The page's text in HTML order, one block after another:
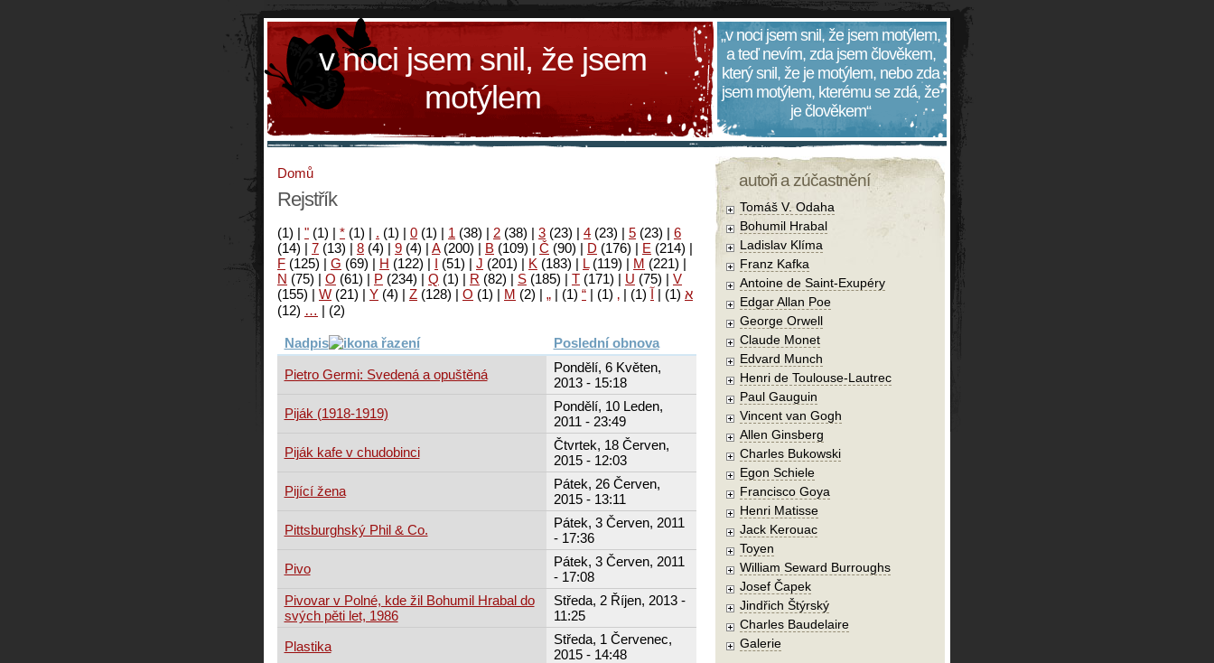
v noci jsem snil, že jsem
motýlem
„v noci jsem snil, že jsem motýlem,
a teď nevím, zda jsem člověkem,
který snil, že je motýlem, nebo zda
jsem motýlem, kterému se zdá, že
je člověkem“
Domů
Rejstřík
(1) | " (1) | * (1) | . (1) | 0 (1) | 1 (38) | 2 (38) | 3 (23) | 4 (23) | 5 (23) | 6
(14) | 7 (13) | 8 (4) | 9 (4) | A(200) | B (109) | Č (90) | D (176) | E (214) |
F (125) | G (69) | H (122) | I (51) | J (201) | K (183) | L(119) | M (221) |
N (75) | O (61) | P (234) | Q (1) | R (82) | S (185) | T (171) | U (75) | V
(155) | W (21) | Y (4) | Z (128) | Ο (1) | М (2) | א (1)
| آ (1)
|
‚
(1)
|
“
(1)
|
„
(2)
|
…
(12)
Nadpis Poslední obnova
Pietro Germi: Svedená a opuštěná
Pondělí, 6 Květen,
2013 - 15:18
Piják (1918-1919)
Pondělí, 10 Leden,
2011 - 23:49
Piják kafe v chudobinci
Čtvrtek, 18 Červen,
2015 - 12:03
Pijící žena
Pátek, 26 Červen,
2015 - 13:11
Pittsburghský Phil & Co.
Pátek, 3 Červen, 2011
- 17:36
Pivo
Pátek, 3 Červen, 2011
- 17:08
Pivovar v Polné, kde žil Bohumil Hrabal do
svých pěti let, 1986
Středa, 2 Říjen, 2013 -
11:25
Plastika
Středa, 1 Červenec,
2015 - 14:48
autoři a zúčastnění
Tomáš V. Odaha
Bohumil Hrabal
Ladislav Klíma
Franz Kafka
Antoine de Saint-Exupéry
Edgar Allan Poe
George Orwell
Claude Monet
Edvard Munch
Henri de Toulouse-Lautrec
Paul Gauguin
Vincent van Gogh
Allen Ginsberg
Charles Bukowski
Egon Schiele
Francisco Goya
Henri Matisse
Jack Kerouac
Toyen
William Seward Burroughs
Josef Čapek
Jindřich Štýrský
Charles Baudelaire
Galerie